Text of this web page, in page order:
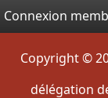
Connexion
Copyright ©
délégation